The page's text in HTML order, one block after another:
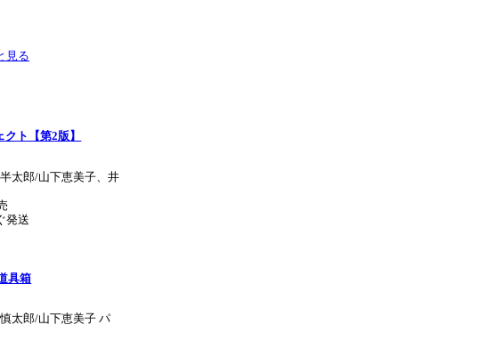
見る
ト【第2版】
太郎/山下恵美子、井
発送
具箱
太郎/山下恵美子 パ